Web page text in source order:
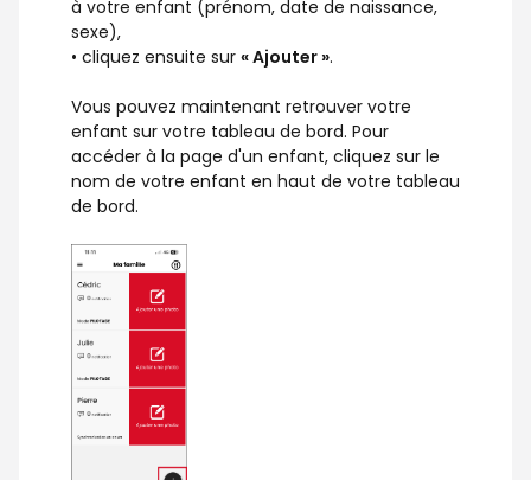
à votre enfant (prénom, date de naissance,
sexe),
• cliquez ensuite sur « Ajouter ».
Vous pouvez maintenant retrouver votre
enfant sur votre tableau de bord. Pour
accéder à la page d'un enfant, cliquez sur le
nom de votre enfant en haut de votre tableau
de bord.